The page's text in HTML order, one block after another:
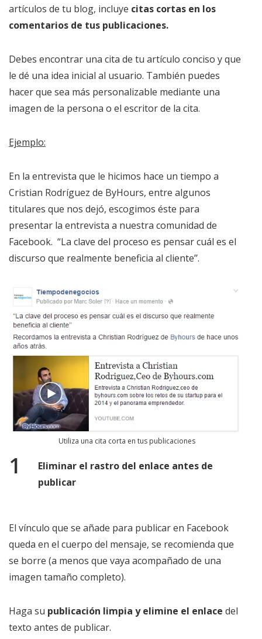
artículos de tu blog, incluye citas cortas en los
comentarios de tus publicaciones.
Debes encontrar una cita de tu artículo conciso y que
le dé una idea inicial al usuario. También puedes
hacer que sea más personalizable mediante una
imagen de la persona o el escritor de la cita.
Ejemplo:
En la entrevista que le hicimos hace un tiempo a
Cristian Rodríguez de ByHours, entre algunos
titulares que nos dejó, escogimos éste para
presentar la entrevista a nuestra comunidad de
Facebook. “La clave del proceso es pensar cuál es el
discurso que realmente beneficia al cliente’’.
Utiliza una cita corta en tus publicaciones
Eliminar el rastro del enlace antes de
publicar
El vínculo que se añade para publicar en Facebook
queda en el cuerpo del mensaje, se recomienda que
se borre (a menos que vaya acompañado de una
imagen tamaño completo).
Haga su publicación limpia y elimine el enlace del
texto antes de publicar.